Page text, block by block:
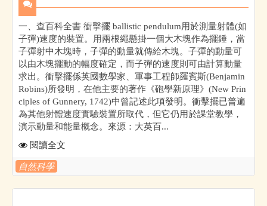
一、查百科全書 衝擊擺 ballistic pendulum用於測量射體(如
子彈)速度的裝置。用兩根繩懸掛一個大木塊作為擺錘，當
子彈射中木塊時，子彈的動量就傳給木塊。子彈的動量可
以由木塊擺動的幅度確定，而子彈的速度則可由計算動量
求出。衝擊擺係英國數學家、軍事工程師羅賓斯(Benjamin
Robins)所發明，在他主要的著作《砲學新原理》(New Prin
ciples of Gunnery, 1742)中曾記述此項發明。衝擊擺已普遍
為其他射體速度實驗裝置所取代，但它仍用於課堂教學，
演示動量和能量概念。來源：大英百...
閱讀全文
自然科學